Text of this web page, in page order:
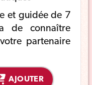
et guidée de 7
de connaître
partenaire
AJOUTER